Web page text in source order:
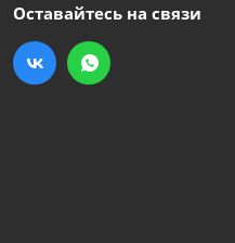
Оставайтесь на связи